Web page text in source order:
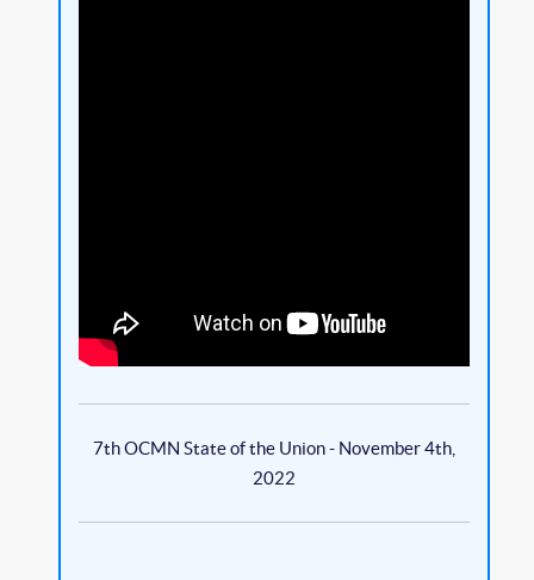
7th OCMN State of the Union - November 4th,
2022